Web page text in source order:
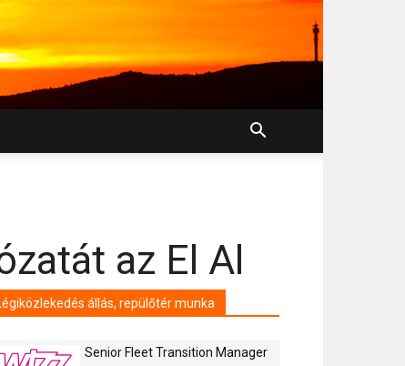
az El Al
állás, repülőtér munka
Senior Fleet Transition Manager